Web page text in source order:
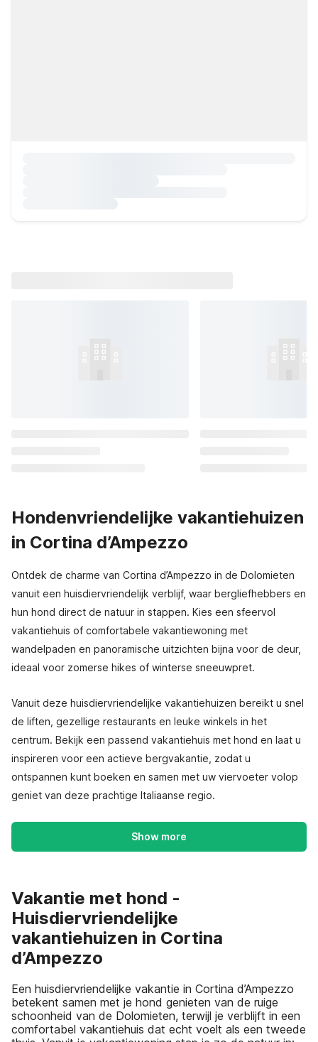
Hondenvriendelijke vakantiehuizen
in Cortina d’Ampezzo
Ontdek de charme van Cortina d’Ampezzo in de Dolomieten
vanuit een huisdiervriendelijk verblijf, waar bergliefhebbers en
hun hond direct de natuur in stappen. Kies een sfeervol
vakantiehuis of comfortabele vakantiewoning met
wandelpaden en panoramische uitzichten bijna voor de deur,
ideaal voor zomerse hikes of winterse sneeuwpret.
Vanuit deze huisdiervriendelijke vakantiehuizen bereikt u snel
de liften, gezellige restaurants en leuke winkels in het
centrum. Bekijk een passend vakantiehuis met hond en laat u
inspireren voor een actieve bergvakantie, zodat u
ontspannen kunt boeken en samen met uw viervoeter volop
geniet van deze prachtige Italiaanse regio.
Show more
Vakantie met hond -
Huisdiervriendelijke
vakantiehuizen in Cortina
d’Ampezzo
Een huisdiervriendelijke vakantie in Cortina d’Ampezzo
betekent samen met je hond genieten van de ruige
schoonheid van de Dolomieten, terwijl je verblijft in een
comfortabel vakantiehuis dat echt voelt als een tweede